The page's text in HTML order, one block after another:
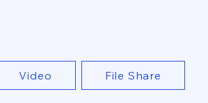
Video File Share